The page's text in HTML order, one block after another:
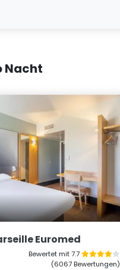
Nacht
Euromed
Bewertet mit 7.7
(6067 Bewertungen)